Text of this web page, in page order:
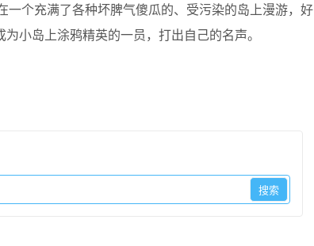
一个充满了各种坏脾气傻瓜的、受污染的岛上漫游，好
小岛上涂鸦精英的一员，打出自己的名声。